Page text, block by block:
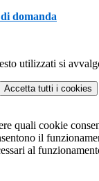
domanda
utilizzati si
Accetta tutti i cookies
quali cookie
il
al